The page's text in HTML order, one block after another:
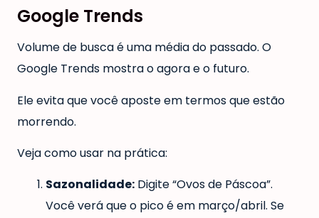
Google Trends
Volume de busca é uma média do passado. O
Google Trends mostra o agora e o futuro.
Ele evita que você aposte em termos que estão
morrendo.
Veja como usar na prática:
Sazonalidade: Digite “Ovos de Páscoa”.
Você verá que o pico é em março/abril. Se